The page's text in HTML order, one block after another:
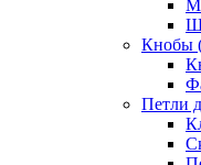
Кнобы
Петли